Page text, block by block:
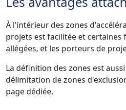
À l'intérieur des zones
projets est facilitée et certaines
allégées, et les porteurs de
La définition des zones est
délimitation de zones
page dédiée.